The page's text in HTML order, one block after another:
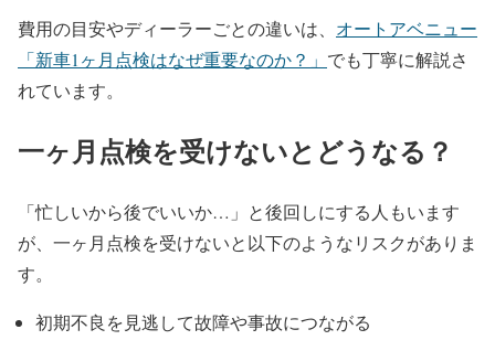
費用の目安やディーラーごとの違いは、 オートアベニュー
「新車1ヶ月点検はなぜ重要なのか？」 でも丁寧に解説さ
れています。
一ヶ月点検を受けないとどうなる？
「忙しいから後でいいか…」と後回しにする人もいます
が、一ヶ月点検を受けないと以下のようなリスクがありま
す。
初期不良を見逃して故障や事故につながる